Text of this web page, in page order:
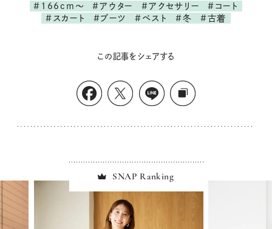
#166cm～ #アウター #アクセサリー
#コート
#スカート
#ブーツ #ベスト #冬 #古着
この記事をシェアする
SNAP Ranking